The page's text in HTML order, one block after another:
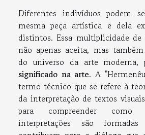
Diferentes indivíduos podem
mesma peça artística e dela
distintos. Essa multiplicidade
não apenas aceita, mas
do universo da arte moderna,
significado na arte. A
termo técnico que se refere à
da interpretação de textos
para compreender como
interpretações são